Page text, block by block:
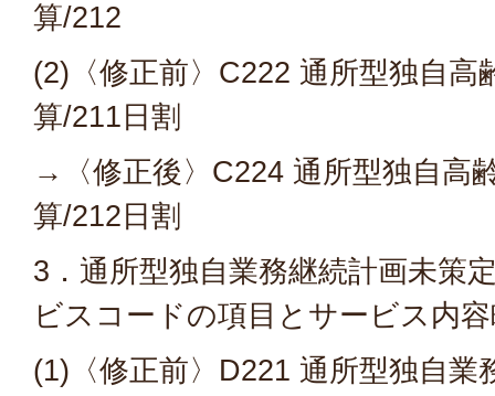
算/212
(2)〈修正前〉C222 通所型独自高
算/211日割
→〈修正後〉C224 通所型独自高
算/212日割
3．通所型独自業務継続計画未策
ビスコードの項目とサービス内
(1)〈修正前〉D221 通所型独自業